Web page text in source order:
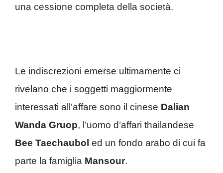
una cessione completa della società.
Le indiscrezioni emerse ultimamente ci
rivelano che i soggetti maggiormente
interessati all’affare sono il cinese Dalian
Wanda Gruop, l’uomo d’affari thailandese
Bee Taechaubol ed un fondo arabo di cui fa
parte la famiglia Mansour.